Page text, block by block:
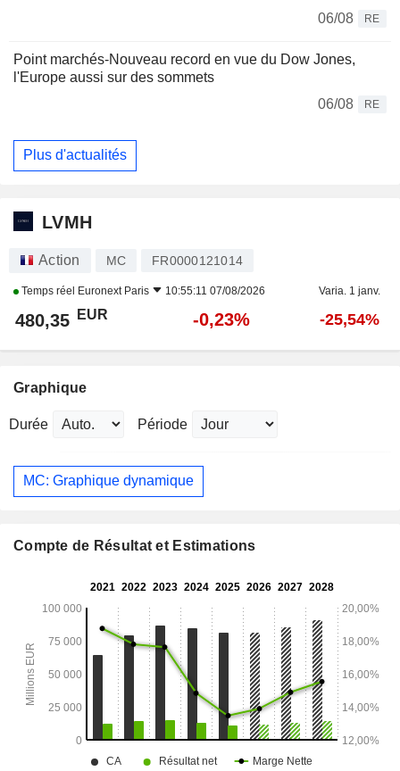
06/08 RE
Point marchés-Nouveau record en vue du Dow Jones,
l'Europe aussi sur des sommets
06/08
RE
Plus d'actualités
LVMH
Action MC FR0000121014
Temps réel Euronext Paris 10:55:11 07/08/2026 Varia. 1 janv.
480,35 EUR -0,23% -25,54%
Graphique
Durée Période
MC: Graphique dynamique
Compte de Résultat et Estimations